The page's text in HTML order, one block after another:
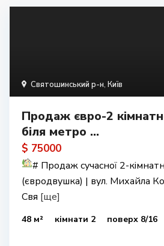
Святошинський р-н, Київ
Продаж євро-2
біля метро ...
$ 75000
# Продаж сучасної 2-
(євродвушка) | вул. Михайла
Свя [ще]
48 м² кімнати 2 поверх 8/16